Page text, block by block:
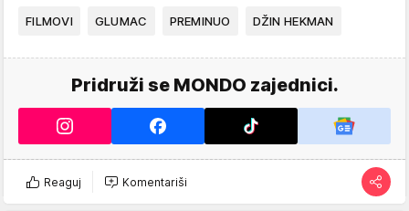
FILMOVI GLUMAC PREMINUO DŽIN HEKMAN
Pridruži se MONDO zajednici.
Reaguj Komentariši